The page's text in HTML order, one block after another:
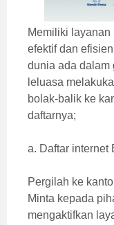
Memiliki
efektif dan
dunia ada dalam
leluasa
bolak-balik ke
daftarnya;
a. Daftar internet
Pergilah ke
Minta kepada
mengaktifkan